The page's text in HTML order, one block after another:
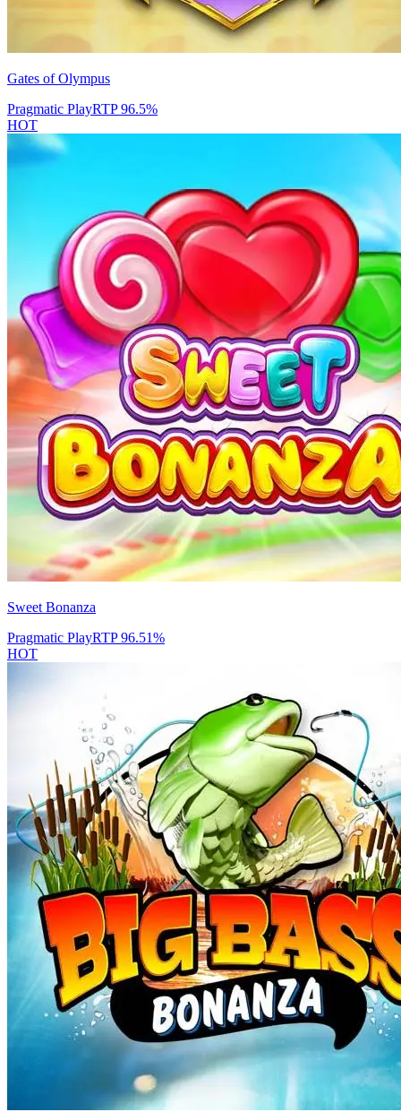
Gates of Olympus
Pragmatic PlayRTP96.5%
HOT
Sweet Bonanza
Pragmatic PlayRTP96.51%
HOT